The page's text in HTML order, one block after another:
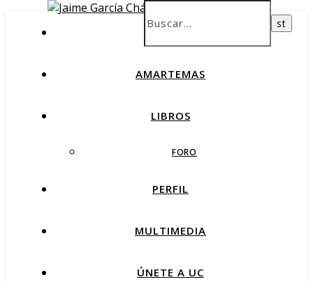
AMARTEMAS
LIBROS
FORO
PERFIL
MULTIMEDIA
ÚNETE A UC